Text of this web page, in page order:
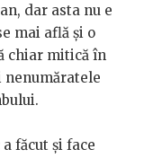
dar asta nu e
mai află și o
chiar mitică în
nenumăratele
făcut și face